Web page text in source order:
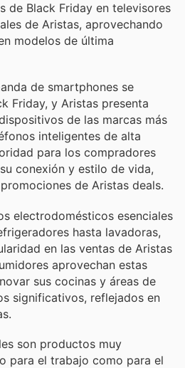
de Black Friday en televisores
de Aristas, aprovechando
modelos de última
de smartphones se
Friday, y Aristas presenta
de las marcas más
inteligentes de alta
para los compradores
conexión y estilo de vida,
de Aristas deals.
electrodomésticos esenciales
hasta lavadoras,
en las ventas de Aristas
aprovechan estas
sus cocinas y áreas de
significativos, reflejados en
son productos muy
para el trabajo como para el